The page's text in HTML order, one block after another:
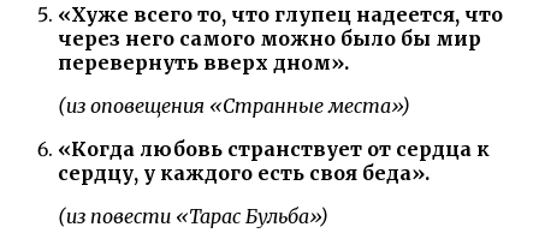
«Хуже всего то, что глупец надеется, что
через него самого можно было бы мир
перевернуть вверх дном».
(из оповещения «Странные места»)
«Когда любовь странствует от сердца к
сердцу, у каждого есть своя беда».
(из повести «Тарас Бульба»)